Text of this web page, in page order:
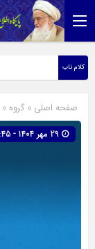
کلام ناب
صفحه اصلی » گروه »